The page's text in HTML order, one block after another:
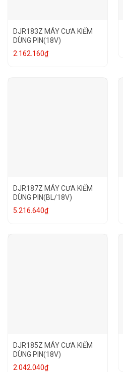
DJR183Z MÁY CƯA KIẾM
DÙNG PIN(18V)
2.162.160₫
DJR187Z MÁY CƯA KIẾM
DÙNG PIN(BL/18V)
5.216.640₫
DJR185Z MÁY CƯA KIẾM
DÙNG PIN(18V)
2.042.040₫